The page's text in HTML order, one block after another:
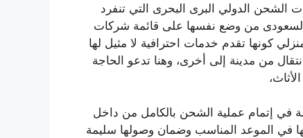
الدولي البرى البحرى التي تنفرد
السعودى من وضع نفسها على قائمة شركات
كونها تقدم خدمات احترافية لا مثيل لها
من مدينة إلى أخرى، وهنا تدعو الحاجة
إتمام عملية الشحن بالكامل من داخل
في الموعد المناسب وضمان وصولها سليمة